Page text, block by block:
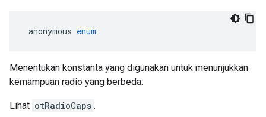
anonymous enum
Menentukan konstanta yang digunakan untuk menunjukkan
kemampuan radio yang berbeda.
Lihat otRadioCaps .